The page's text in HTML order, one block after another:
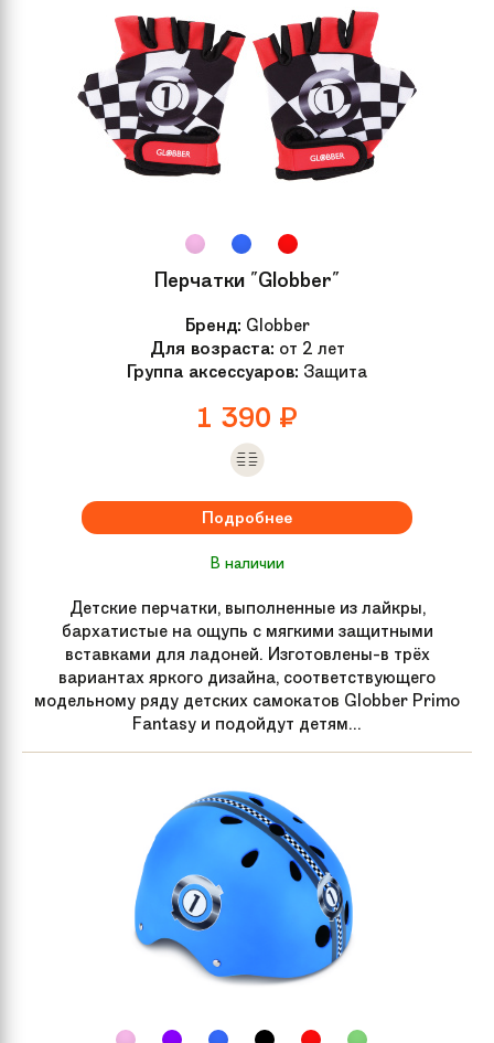
Перчатки "Globber"
Бренд: Globber
Для возраста: от 2 лет
Группа аксессуаров: Защита
1 390 ₽
Подробнее
В наличии
Детские перчатки, выполненные из лайкры,
бархатистые на ощупь с мягкими защитными
вставками для ладоней. Изготовлены-в трёх
вариантах яркого дизайна, соответствующего
модельному ряду детских самокатов Globber Primo
Fantasy и подойдут детям...